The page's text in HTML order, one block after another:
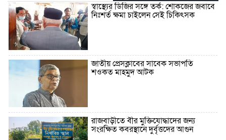
স্বাস্থ্যের ডিজির সঙ্গে তর্ক: শোকজের জবাবে
নিঃশর্ত ক্ষমা চাইলেন সেই চিকিৎসক
জাতীয় প্রেসক্লাবের সাবেক সভাপতি
শওকত মাহমুদ আটক
রাজবাড়ীতে বীর মুক্তিযোদ্ধাদের জন্য
সংরক্ষিত কবরস্থানে দুর্বৃত্তদের আগুন